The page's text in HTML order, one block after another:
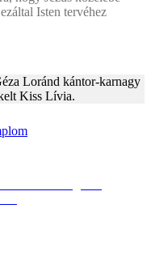
Isten tervéhez
Loránd kántor-karnagy
Kiss Lívia.